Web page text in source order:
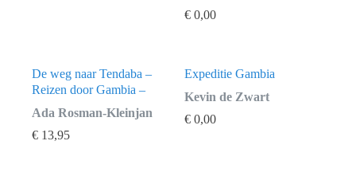
€ 0,00
De weg naar Tendaba –
Reizen door Gambia –
Ada Rosman-Kleinjan
€ 13,95
Expeditie Gambia
Kevin de Zwart
€ 0,00